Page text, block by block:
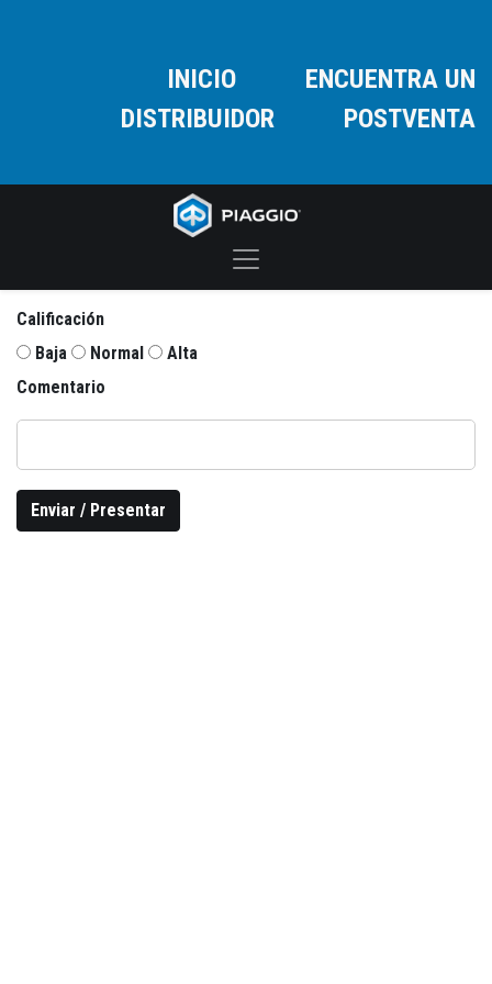
INICIO
ENCUENTRA UN
DISTRIBUIDOR
POSTVENTA
Calificación
Baja
Normal
Alta
Comentario
Enviar / Presentar